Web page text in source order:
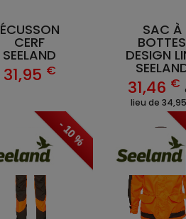
ÉCUSSON
CERF
SEELAND
31,95 €
SAC À
BOTTES
DESIGN
31,46 €
lieu de 34,95
- 10 %